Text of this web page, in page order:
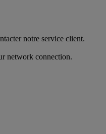
notre service client.
network connection.